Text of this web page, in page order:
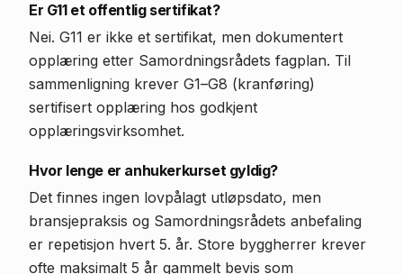
Er G11 et offentlig sertifikat?
Nei. G11 er ikke et sertifikat, men dokumentert
opplæring etter Samordningsrådets fagplan. Til
sammenligning krever G1–G8 (kranføring)
sertifisert opplæring hos godkjent
opplæringsvirksomhet.
Hvor lenge er anhukerkurset gyldig?
Det finnes ingen lovpålagt utløpsdato, men
bransjepraksis og Samordningsrådets anbefaling
er repetisjon hvert 5. år. Store byggherrer krever
ofte maksimalt 5 år gammelt bevis som